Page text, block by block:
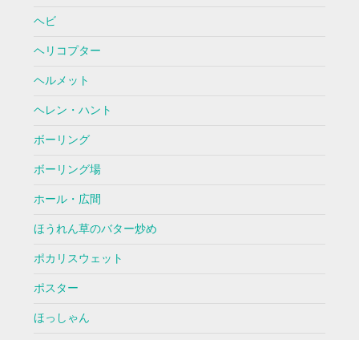
ヘビ
ヘリコプター
ヘルメット
ヘレン・ハント
ボーリング
ボーリング場
ホール・広間
ほうれん草のバター炒め
ポカリスウェット
ポスター
ほっしゃん